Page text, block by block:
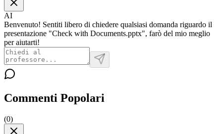
AI
Benvenuto! Sentiti libero di chiedere qualsiasi domanda riguardo il
presentazione "Check with Documents.pptx", farò del mio meglio
per aiutarti!
Commenti Popolari
(0)